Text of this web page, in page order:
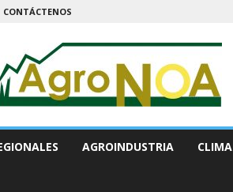
CONTÁCTENOS
AGROINDUSTRIA CLIMA